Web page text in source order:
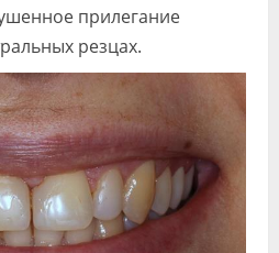
прилегание
резцах.